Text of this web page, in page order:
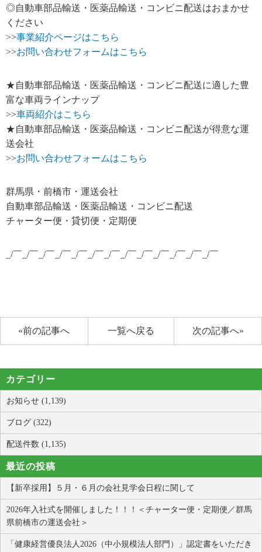
◎自動車部品輸送・医薬品輸送・コンビニ配送はおまかせ
ください
>>事業紹介ページはこちら
>>お問い合わせフォームはこちら
★自動車部品輸送・医薬品輸送・コンビニ配送に適した豊
富な車両ラインナップ
>>車両紹介はこちら
★自動車部品輸送・医薬品輸送・コンビニ配送が得意な運
送会社
>>お問い合わせフォームはこちら
群馬県・前橋市・運送会社
自動車部品輸送・医薬品輸送・コンビニ配送
チャーター便・貸切便・定期便
_/￣_/￣_/￣_/￣_/￣_/￣_/￣_/￣_/￣_/￣_/￣_/￣_/￣
«前の記事へ 次の記事へ»
一覧へ戻る
カテゴリー
お知らせ (1,139)
ブログ (322)
配送件数 (1,135)
最近の投稿
【新卒採用】５月・６月の会社見学会日程に関して
2026年入社式を開催しました！！！＜チャーター便・定期便／群馬
県前橋市の運送会社＞
「健康経営優良法人2026（中小規模法人部門）」認定書をいただき